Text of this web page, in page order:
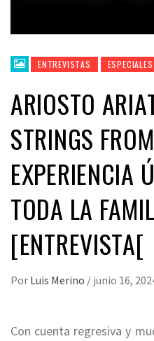
ENTREVISTAS ESPECIALES
ARIOSTO
STRINGS
EXPERIENCIA
TODA LA
[ENTREVISTA[
Por Luis Merino / junio 16,
Con cuenta regresiva y